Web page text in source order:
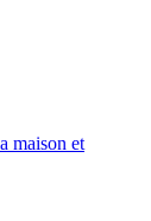
maison et